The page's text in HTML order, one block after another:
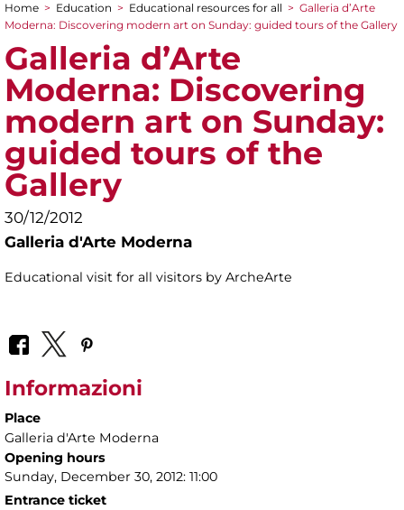
You are here
Home > Education > Educational resources for all > Galleria d’Arte
Moderna: Discovering modern art on Sunday: guided tours of the Gallery
Galleria d’Arte
Moderna: Discovering
modern art on Sunday:
guided tours of the
Gallery
30/12/2012
Galleria d'Arte Moderna
Educational visit for all visitors by ArcheArte
Informazioni
Place
Galleria d'Arte Moderna
Opening hours
Sunday, December 30, 2012: 11:00
Entrance ticket